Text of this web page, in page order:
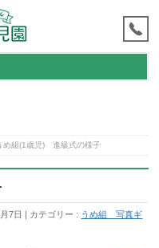
め組(1歳児) 進級式の様子
7日 カテゴリー : うめ組 写真ギ